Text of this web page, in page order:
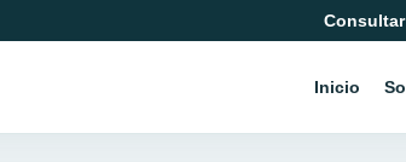
Inicio